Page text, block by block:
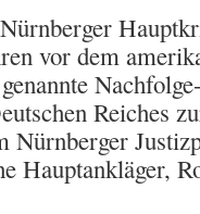
vor dem
Reiches
Nürnberger
Hauptankläger,